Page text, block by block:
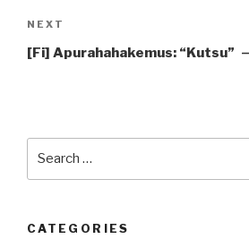
Next
Post
NEXT
[Fi] Apurahahakemus: “Kutsu”
CATEGORIES